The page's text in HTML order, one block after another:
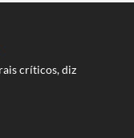
críticos, diz